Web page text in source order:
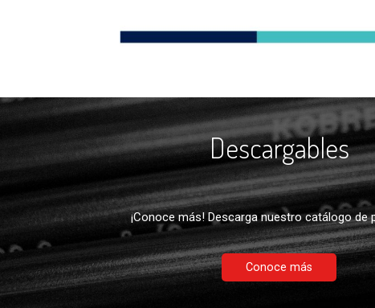
Descargables
¡Conoce más! Descarga nuestro catálogo de
Conoce más